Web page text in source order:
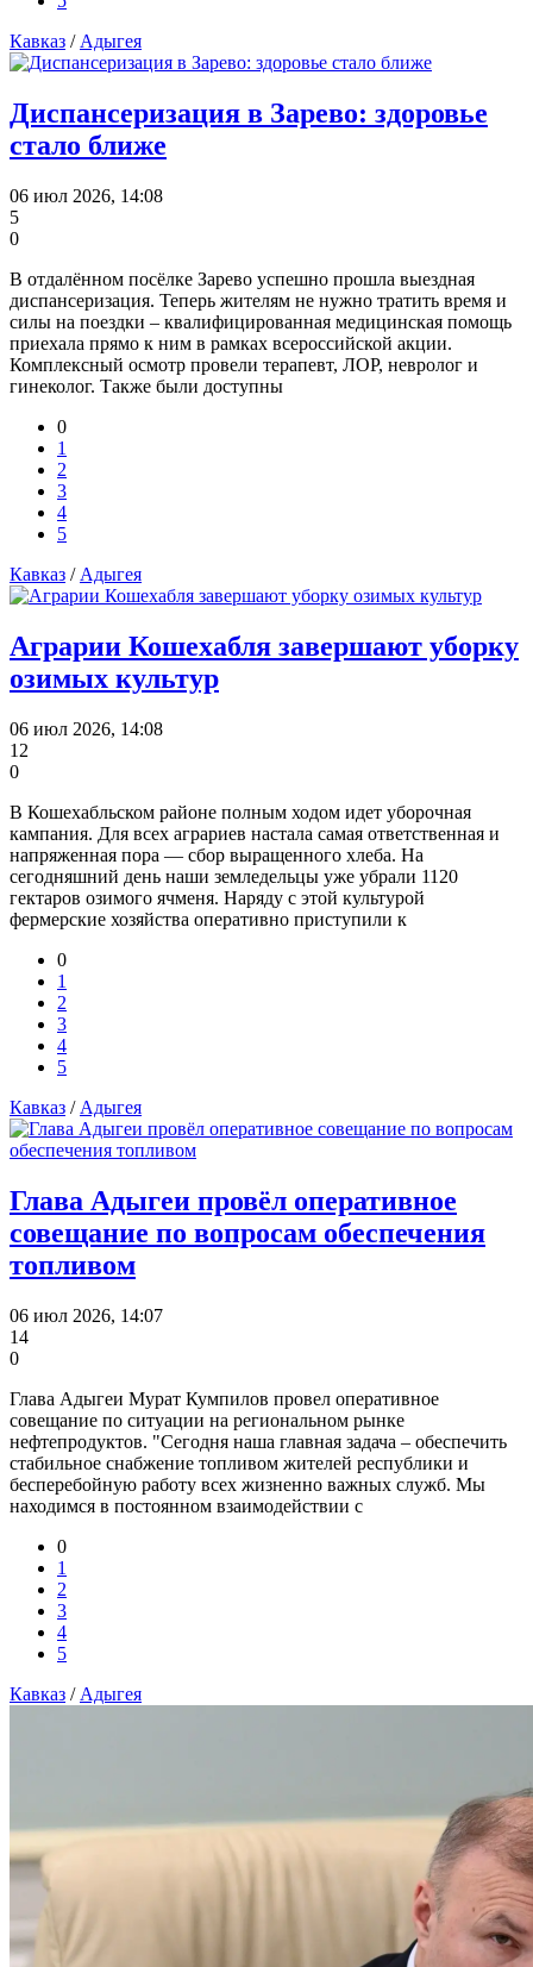
Кавказ /Адыгея
Диспансеризация в Зарево: здоровье
стало ближе
06 июл 2026, 14:08
5
0
В отдалённом посёлке Зарево успешно прошла выездная
диспансеризация. Теперь жителям не нужно тратить время и
силы на поездки – квалифицированная медицинская помощь
приехала прямо к ним в рамках всероссийской акции.
Комплексный осмотр провели терапевт, ЛОР, невролог и
гинеколог. Также были доступны
0
1
2
3
4
5
Кавказ / Адыгея
Аграрии Кошехабля завершают уборку
озимых культур
06 июл 2026, 14:08
12
0
В Кошехабльском районе полным ходом идет уборочная
кампания. Для всех аграриев настала самая ответственная и
напряженная пора — сбор выращенного хлеба. На
сегодняшний день наши земледельцы уже убрали 1120
гектаров озимого ячменя. Наряду с этой культурой
фермерские хозяйства оперативно приступили к
0
1
2
3
4
5
Кавказ / Адыгея
Глава Адыгеи провёл оперативное
совещание по вопросам обеспечения
топливом
06 июл 2026, 14:07
14
0
Глава Адыгеи Мурат Кумпилов провел оперативное
совещание по ситуации на региональном рынке
нефтепродуктов. "Сегодня наша главная задача – обеспечить
стабильное снабжение топливом жителей республики и
бесперебойную работу всех жизненно важных служб. Мы
находимся в постоянном взаимодействии с
0
1
2
3
4
5
Кавказ / Адыгея